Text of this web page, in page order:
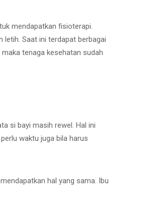
mendapatkan fisioterapi.
letih. Saat ini terdapat berbagai
maka tenaga kesehatan sudah
si bayi masih rewel. Hal ini
waktu juga bila harus
hal yang sama. Ibu